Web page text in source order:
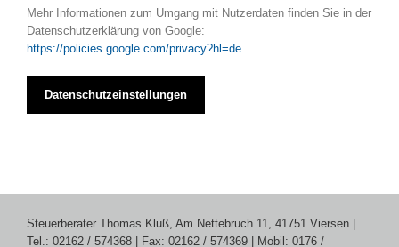
Mehr Informationen zum Umgang mit Nutzerdaten finden Sie in der
Datenschutzerklärung von Google:
https://policies.google.com/privacy?hl=de
Datenschutzeinstellungen
Steuerberater Thomas Kluß, Am Nettebruch 11, 41751 Viersen |
Tel.: 02162 / 574368 | Fax: 02162 / 574369 | Mobil: 0176 /